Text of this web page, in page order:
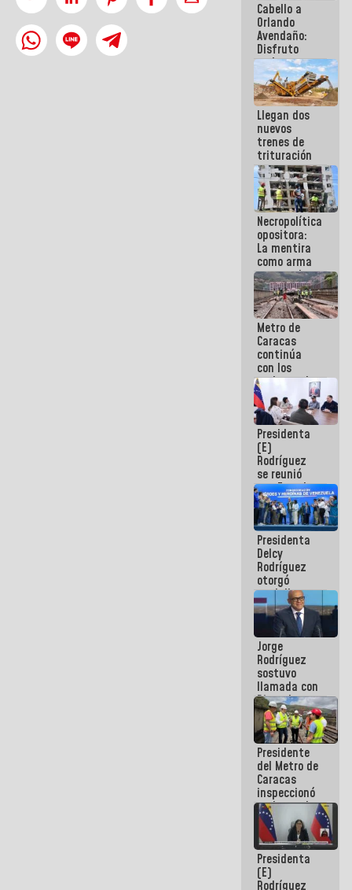
Cabello a
Orlando
Avendaño:
Disfruto
cada vez
que escribes
porque lo
que haces
es
embarrarla
Llegan dos
nuevos
trenes de
trituración
para
optimizar
manejo de
escombros
en La Guaira
Necropolítica
opositora:
La mentira
como arma
contra el
Pueblo
Metro de
Caracas
continúa
con los
trabajos de
mantenimiento
e inspección
en la Línea 2
Presidenta
(E)
Rodríguez
se reunió
con Estado
Mayor
Eléctrico
para
abordar
planes de
acción
Presidenta
Delcy
Rodríguez
otorgó
medalla
"Héroe de
Venezuela"
a servidores
públicos
Jorge
Rodríguez
sostuvo
llamada con
Dinorah
Figuera y
acuerdan
primer
encuentro
presencial
para el
diálogo
Presidente
del Metro de
Caracas
inspeccionó
trabajos de
rehabilitación
y
modernización
de la vía
férrea
Presidenta
(E)
Rodríguez